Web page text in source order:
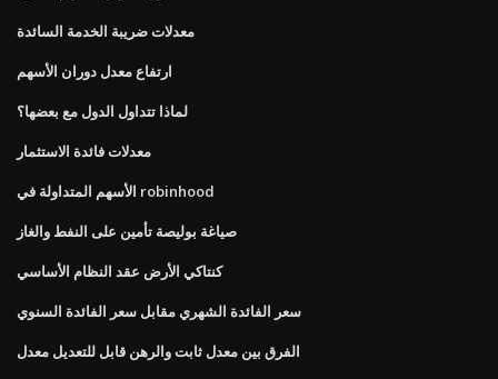
معدلات ضريبة الخدمة السائدة
ارتفاع معدل دوران الأسهم
لماذا تتداول الدول مع بعضها؟
معدلات فائدة الاستثمار
الأسهم المتداولة في robinhood
صياغة بوليصة تأمين على النفط والغاز
كنتاكي الأرض عقد النظام الأساسي
سعر الفائدة الشهري مقابل سعر الفائدة السنوي
الفرق بين معدل ثابت والرهن قابل للتعديل معدل